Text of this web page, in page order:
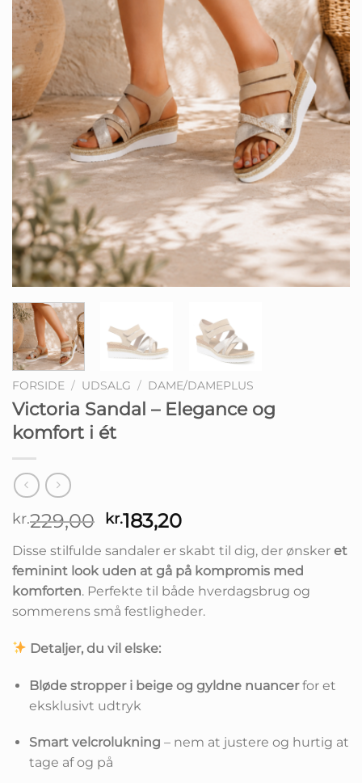
FORSIDE / UDSALG / DAME/DAMEPLUS
Victoria Sandal – Elegance og
komfort i ét
kr.229,00 Den
oprindelige
pris
var:
kr.229,00.
kr.183,20Den
aktuelle
pris
er:
kr.183,20.
Disse stilfulde sandaler er skabt til dig, der ønsker et
feminint look uden at gå på kompromis med
komforten. Perfekte til både hverdagsbrug og
sommerens små festligheder.
Detaljer, du vil elske:
Bløde stropper i beige og gyldne nuancerfor et
eksklusivt udtryk
Smart velcrolukning – nem at justere og hurtig at
tage af og på